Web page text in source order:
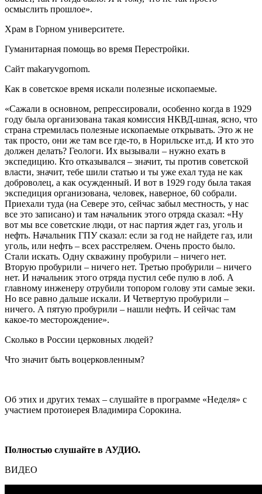
осмыслить прошлое».
Храм в Горном университете.
Гуманитарная помощь во время Перестройки.
Сайт makaryvgornom.
Как в советское время искали полезные ископаемые.
«Сажали в основном, репрессировали, особенно когда в 1929
году была организована такая комиссия НКВД-шная, ясно, что
страна стремилась полезные ископаемые открывать. Это ж не
так просто, они же там все где-то, в Норильске ит.д. И кто это
должен делать? Геологи. Их вызывали – нужно ехать в
экспедицию. Кто отказывался – значит, ты против советской
власти, значит, тебе шили статью и ты уже ехал туда не как
доброволец, а как осужденный. И вот в 1929 году была такая
экспедиция организована, человек, наверное, 60 собрали.
Приехали туда (на Севере это, сейчас забыл местность, у нас
все это записано) и там начальник этого отряда сказал: «Ну
вот мы все советские люди, от нас партия ждет газ, уголь и
нефть. Начальник ГПУ сказал: если за год не найдете газ, или
уголь, или нефть – всех расстреляем. Очень просто было.
Стали искать. Одну скважину пробурили – ничего нет.
Вторую пробурили – ничего нет. Третью пробурили – ничего
нет. И начальник этого отряда пустил себе пулю в лоб. А
главному инженеру отрубили топором голову эти самые зеки.
Но все равно дальше искали. И Четвертую пробурили –
ничего. А пятую пробурили – нашли нефть. И сейчас там
какое-то месторождение».
Сколько в России церковных людей?
Что значит быть воцерковленным?
Об этих и других темах – слушайте в программе «Неделя» с
участием протоиерея Владимира Сорокина.
Полностью слушайте в АУДИО.
ВИДЕО